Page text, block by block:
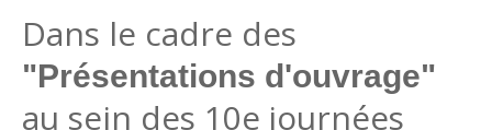
Dans le cadre des
"Présentations d'ouvrage"
au sein des 10e journées